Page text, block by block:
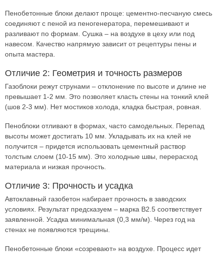
Пенобетонные блоки делают проще: цементно-песчаную смесь
соединяют с пеной из пеногенератора, перемешивают и
разливают по формам. Сушка – на воздухе в цеху или под
навесом. Качество напрямую зависит от рецептуры пены и
опыта мастера.
Отличие 2: Геометрия и точность размеров
Газоблоки режут струнами – отклонение по высоте и длине не
превышает 1-2 мм. Это позволяет класть стены на тонкий клей
(шов 2-3 мм). Нет мостиков холода, кладка быстрая, ровная.
Пеноблоки отливают в формах, часто самодельных. Перепад
высоты может достигать 10 мм. Укладывать их на клей не
получится – придется использовать цементный раствор
толстым слоем (10-15 мм). Это холодные швы, перерасход
материала и низкая прочность.
Отличие 3: Прочность и усадка
Автоклавный газобетон набирает прочность в заводских
условиях. Результат предсказуем – марка B2.5 соответствует
заявленной. Усадка минимальная (0,3 мм/м). Через год на
стенах не появляются трещины.
Пенобетонные блоки «созревают» на воздухе. Процесс идет